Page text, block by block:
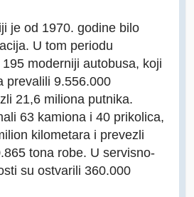
je od 1970. godine bilo
U tom periodu
moderniji autobusa, koji
prevalili 9.556.000
21,6 miliona putnika.
63 kamiona i 40 prikolica,
kilometara i prevezli
tona robe. U servisno-
su ostvarili 360.000